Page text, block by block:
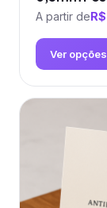
A partir deR$
Ver opções
Este
produto
As